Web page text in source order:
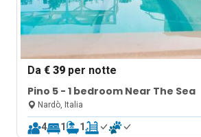
Da€ 39 per notte
Pino 5 - 1 bedroom Near The Sea
Nardò, Italia
4 1 1